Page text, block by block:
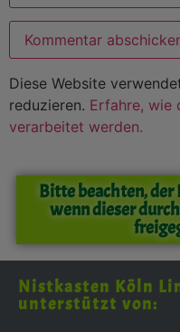
Diese Website
reduzieren. Erfahre, wie
verarbeitet werden.
Bitte beachten,
wenn dieser
Nistkasten Köln
unterstützt von: